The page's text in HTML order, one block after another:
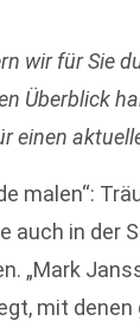
wir für Sie
Überblick
einen
malen“:
auch in der
„Mark
mit